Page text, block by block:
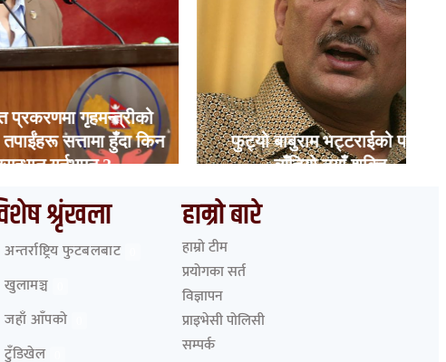
गृहमन्त्रीको
हुँदा किन
?
फुट्यो बाबुराम भट्टराईको पार्टी,
ब्युँतियो नयाँ शक्ति
श्रृंखला
अन्तर्राष्ट्रिय फुटबलबाट
खुलामञ्च
जहाँ आँपको
टुँडिखेल
हाम्रो बारे
हाम्रो टीम
प्रयोगका सर्त
विज्ञापन
प्राइभेसी पोलिसी
सम्पर्क